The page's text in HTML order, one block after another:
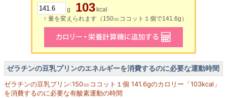
g 103 kcal
↑ 量を変えられます（150㏄ココット１個で141.6g）
ゼラチンの豆乳プリンのエネルギーを消費するのに必要な運動時間
ゼラチンの豆乳プリン:150㏄ココット１個 141.6gのカロリー「103kcal」
を消費するのに必要な有酸素運動の時間